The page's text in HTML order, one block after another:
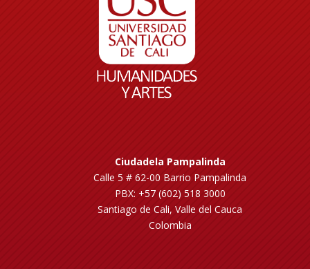
Ciudadela Pampalinda
Calle 5 # 62-00 Barrio Pampalinda
PBX: +57 (602) 518 3000
Santiago de Cali, Valle del Cauca
Colombia